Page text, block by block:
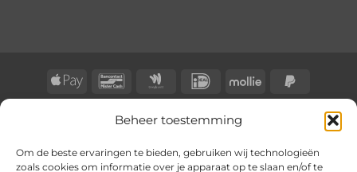
Beheer toestemming
Om de beste ervaringen te bieden, gebruiken wij technologieën
zoals cookies om informatie over je apparaat op te slaan en/of te
Apple
Pay
BancontactGoogle
Wallet
IDeal Mollie
2
CONTACT KLACHTENREGELING